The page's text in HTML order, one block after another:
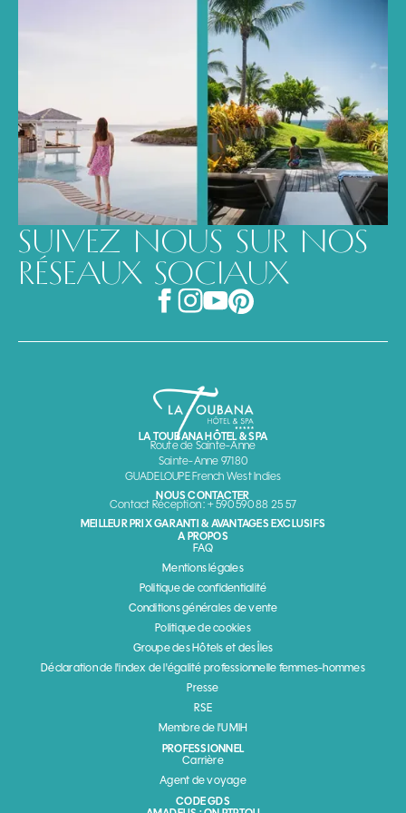
SUIVEZ NOUS SUR NOS
RÉSEAUX SOCIAUX
LA TOUBANA HÔTEL & SPA
Route de Sainte-Anne
Sainte-Anne 97180
GUADELOUPE French West Indies
NOUS CONTACTER
Contact Réception : + 590 590 88 25 57
MEILLEUR PRIX GARANTI & AVANTAGES EXCLUSIFS
A PROPOS
FAQ
Mentions légales
Politique de confidentialité
Conditions générales de vente
Politique de cookies
Groupe des Hôtels et des Îles
Déclaration de l'index de l'égalité professionnelle femmes-hommes
Presse
RSE
Membre de l'UMIH
PROFESSIONNEL
Carrière
Agent de voyage
CODE GDS